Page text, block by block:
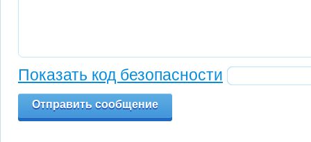
Показать код безопасности
Отправить сообщение